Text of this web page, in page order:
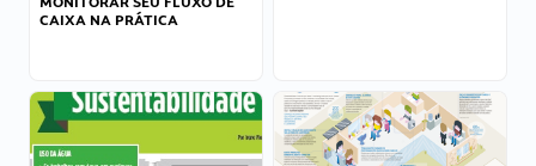
CAIXA NA PRÁTICA